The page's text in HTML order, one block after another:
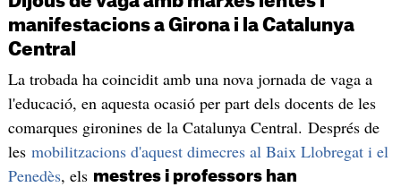
manifestacions a Girona i la Catalunya
Central
La trobada ha coincidit amb una nova jornada de vaga a
l'educació, en aquesta ocasió per part dels docents de les
comarques gironines de la Catalunya Central. Després de
les mobilitzacions d'aquest dimecres al Baix Llobregat i el
Penedès, els mestres i professors han